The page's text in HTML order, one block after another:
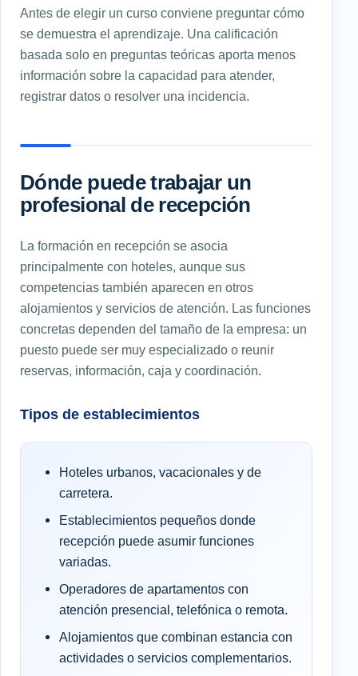
Antes de elegir un curso conviene preguntar cómo
se demuestra el aprendizaje. Una calificación
basada solo en preguntas teóricas aporta menos
información sobre la capacidad para atender,
registrar datos o resolver una incidencia.
Dónde puede trabajar un
profesional de recepción
La formación en recepción se asocia
principalmente con hoteles, aunque sus
competencias también aparecen en otros
alojamientos y servicios de atención. Las funciones
concretas dependen del tamaño de la empresa: un
puesto puede ser muy especializado o reunir
reservas, información, caja y coordinación.
Tipos de establecimientos
Hoteles urbanos, vacacionales y de
carretera.
Establecimientos pequeños donde
recepción puede asumir funciones
variadas.
Operadores de apartamentos con
atención presencial, telefónica o remota.
Alojamientos que combinan estancia con
actividades o servicios complementarios.